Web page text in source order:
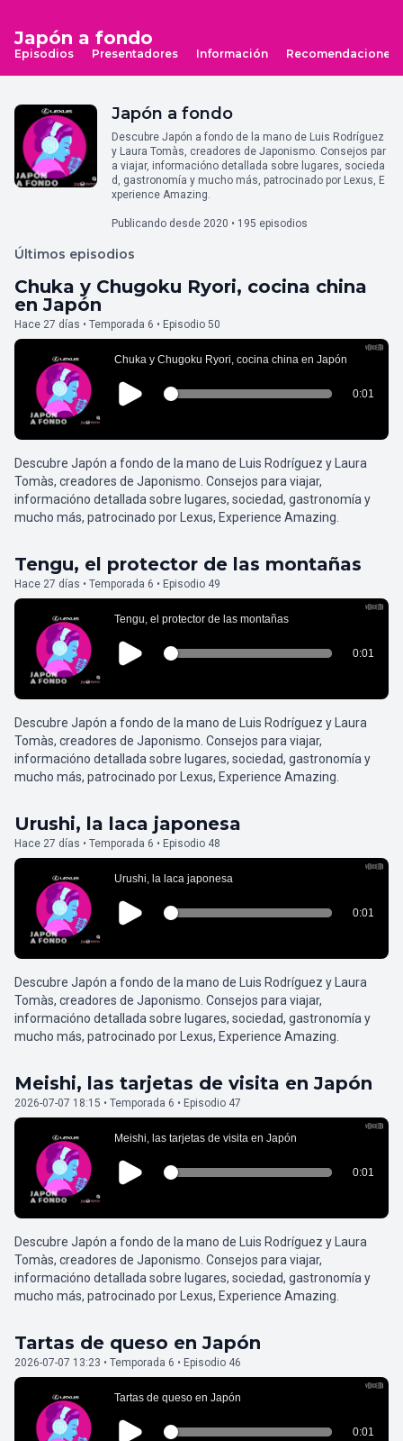
Japón a fondo
Episodios Presentadores Información Recomendaciones
Japón a fondo
Descubre Japón a fondo de la mano de Luis Rodríguez
y Laura Tomàs, creadores de Japonismo. Consejos par
a viajar, informacióno detallada sobre lugares, socieda
d, gastronomía y mucho más, patrocinado por Lexus, E
xperience Amazing.
Publicando desde 2020 • 195 episodios
Últimos episodios
Chuka y Chugoku Ryori, cocina china
en Japón
Hace 27 días • Temporada 6 • Episodio 50
Descubre Japón a fondo de la mano de Luis Rodríguez y Laura
Tomàs, creadores de Japonismo. Consejos para viajar,
informacióno detallada sobre lugares, sociedad, gastronomía y
mucho más, patrocinado por Lexus, Experience Amazing.
Tengu, el protector de las montañas
Hace 27 días • Temporada 6 • Episodio 49
Descubre Japón a fondo de la mano de Luis Rodríguez y Laura
Tomàs, creadores de Japonismo. Consejos para viajar,
informacióno detallada sobre lugares, sociedad, gastronomía y
mucho más, patrocinado por Lexus, Experience Amazing.
Urushi, la laca japonesa
Hace 27 días • Temporada 6 • Episodio 48
Descubre Japón a fondo de la mano de Luis Rodríguez y Laura
Tomàs, creadores de Japonismo. Consejos para viajar,
informacióno detallada sobre lugares, sociedad, gastronomía y
mucho más, patrocinado por Lexus, Experience Amazing.
Meishi, las tarjetas de visita en Japón
2026-07-07 18:15 • Temporada 6 • Episodio 47
Descubre Japón a fondo de la mano de Luis Rodríguez y Laura
Tomàs, creadores de Japonismo. Consejos para viajar,
informacióno detallada sobre lugares, sociedad, gastronomía y
mucho más, patrocinado por Lexus, Experience Amazing.
Tartas de queso en Japón
2026-07-07 13:23 • Temporada 6 • Episodio 46